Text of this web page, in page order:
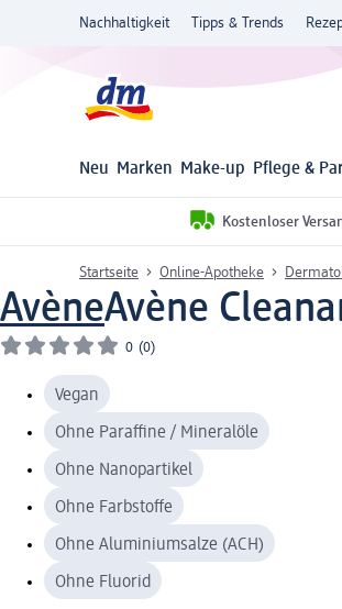
Nachhaltigkeit Tipps & Trends
Neu Marken Make-up Pflege &
Kostenloser
Startseite Online-Apotheke
AvèneAvène
0 (0)
Vegan
Ohne Paraffine / Mineralöle
Ohne Nanopartikel
Ohne Farbstoffe
Ohne Aluminiumsalze (ACH)
Ohne Fluorid